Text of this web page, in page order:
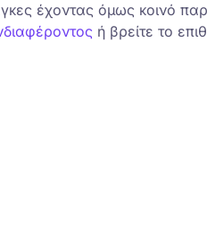
έχοντας όμως κοινό
ή βρείτε το